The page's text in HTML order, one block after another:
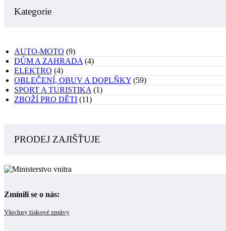
Kategorie
AUTO-MOTO (9)
DŮM A ZAHRADA (4)
ELEKTRO (4)
OBLEČENÍ, OBUV A DOPLŇKY (59)
SPORT A TURISTIKA (1)
ZBOŽÍ PRO DĚTI (11)
PRODEJ ZAJIŠŤUJE
Zmínili se o nás:
Všechny tiskové zprávy